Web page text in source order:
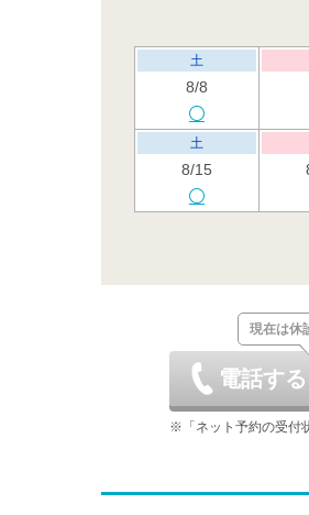
土
8/8
土
8/15
土
9/5
9/12
現在は休
電話する
※「ネット予約の受付